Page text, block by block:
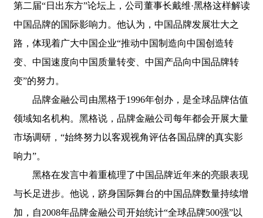
第二届“日出东方”论坛上，公司董事长戴维·黑格这样解读
中国品牌的国际影响力。他认为，中国品牌发展壮大之
路，体现着广大中国企业“推动中国制造向中国创造转
变、中国速度向中国质量转变、中国产品向中国品牌转
变”的努力。
品牌金融公司由黑格于1996年创办，是全球品牌估值
领域知名机构。黑格说，品牌金融公司每年都会开展大量
市场调研，“始终努力以客观视角评估各国品牌的真实影
响力”。
黑格在发言中着重梳理了中国品牌近年来的亮眼表现
与长足进步。他说，跻身国际舞台的中国品牌数量持续增
加，自2008年品牌金融公司开始统计“全球品牌500强”以